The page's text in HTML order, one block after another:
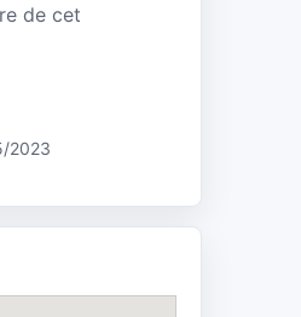
de cet
2023